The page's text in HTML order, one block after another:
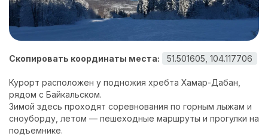
Контакты
Скопировать координаты места: 51.501605, 104.117706
Курорт расположен у подножия хребта Хамар-Дабан,
рядом с Байкальском.
Зимой здесь проходят соревнования по горным лыжам и
сноуборду, летом — пешеходные маршруты и прогулки на
подъемнике.